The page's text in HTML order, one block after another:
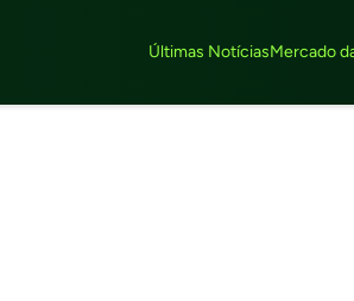
Últimas NotíciasMercado